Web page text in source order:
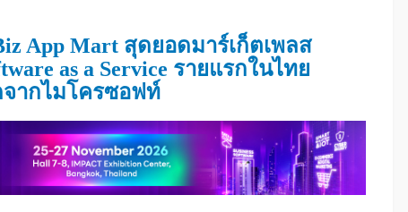
App Mart สุดยอดมาร์เก็ตเพลส
as a Service รายแรกในไทย
ากไมโครซอฟท์